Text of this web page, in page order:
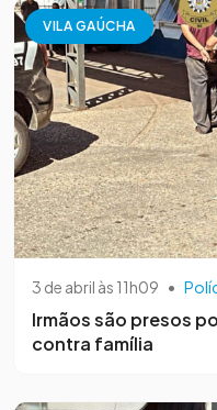
VILA GAÚCHA
3 de abril às 11h09 •
Irmãos são presos
contra família